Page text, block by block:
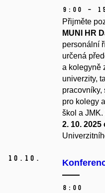
9:00 –
Přijměte
MUNI HR
personální
určená
a kolegyně
univerzity,
pracovníky,
pro kolegy
škol a
2. 10.
10. 10.
8:00